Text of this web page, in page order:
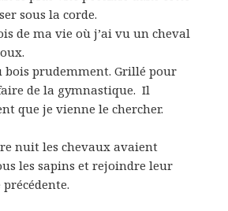
sous la corde.
de ma vie où j’ai vu un cheval
bois prudemment. Grillé pour
de la gymnastique. Il
que je vienne le chercher.
nuit les chevaux avaient
les sapins et rejoindre leur
précédente.